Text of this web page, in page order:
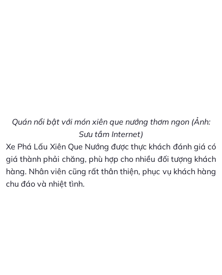
Quán nổi bật với món xiên que nướng thơm ngon (Ảnh:
Sưu tầm Internet)
Xe Phá Lấu Xiên Que Nướng được thực khách đánh giá có
giá thành phải chăng, phù hợp cho nhiều đối tượng khách
hàng. Nhân viên cũng rất thân thiện, phục vụ khách hàng
chu đáo và nhiệt tình.